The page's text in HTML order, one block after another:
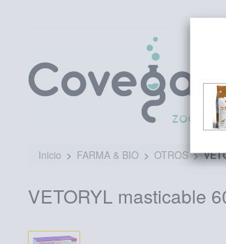
Inicio FARMA & BIO OTROS
VETORYL masticable